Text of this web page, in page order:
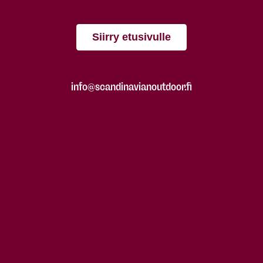
Siirry etusivulle
info@scandinavianoutdoor.fi